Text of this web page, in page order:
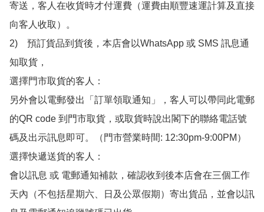
寄送，客人在收貨時才付運費（運費由順豐速運計算及直接
向客人收取）。
2)　預訂貨品到貨後，本店會以WhatsApp 或 SMS 訊息通
知取貨，
選擇門市取貨的客人：
另外會以電郵發出「訂單領取通知」，客人可以帶同此電郵
的QR code 到門市取貨，或取貨時說出閣下的聯絡電話號
碼及出示訊息即可。（門市營業時間: 12:30pm-9:00PM）
選擇快遞送貨的客人：
會以訊息 或 電郵通知補款，確認收到後本店會在三個工作
天內（不包括星期六、日及公眾假期）寄出貨品，並會以訊